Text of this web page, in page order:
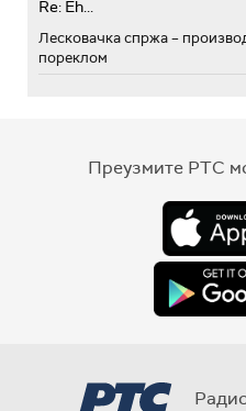
Re: Eh...
Лесковачка спржа –
пореклом
Преузмите РТС